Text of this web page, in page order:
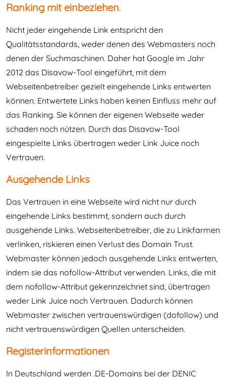
Ranking mit einbeziehen.
Nicht jeder eingehende Link entspricht den
Qualitätsstandards, weder denen des Webmasters noch
denen der Suchmaschinen. Daher hat Google im Jahr
2012 das Disavow-Tool eingeführt, mit dem
Webseitenbetreiber gezielt eingehende Links entwerten
können. Entwertete Links haben keinen Einfluss mehr auf
das Ranking. Sie können der eigenen Webseite weder
schaden noch nützen. Durch das Disavow-Tool
eingespielte Links übertragen weder Link Juice noch
Vertrauen.
Ausgehende Links
Das Vertrauen in eine Webseite wird nicht nur durch
eingehende Links bestimmt, sondern auch durch
ausgehende Links. Webseitenbetreiber, die zu Linkfarmen
verlinken, riskieren einen Verlust des Domain Trust.
Webmaster können jedoch ausgehende Links entwerten,
indem sie das nofollow-Attribut verwenden. Links, die mit
dem nofollow-Attribut gekennzeichnet sind, übertragen
weder Link Juice noch Vertrauen. Dadurch können
Webmaster zwischen vertrauenswürdigen (dofollow) und
nicht vertrauenswürdigen Quellen unterscheiden.
Registerinformationen
In Deutschland werden .DE-Domains bei der DENIC